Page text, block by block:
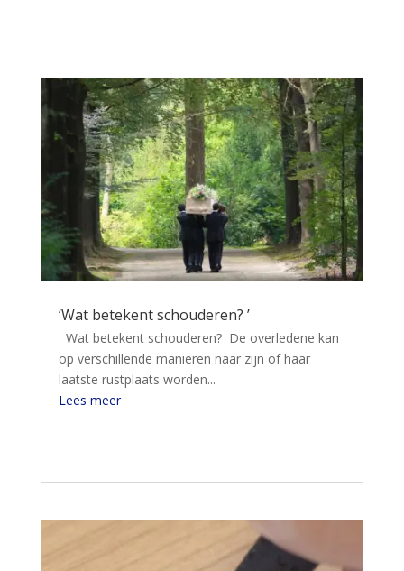
‘Wat betekent schouderen? ’
Wat betekent schouderen? De overledene kan
op verschillende manieren naar zijn of haar
laatste rustplaats worden...
Lees meer